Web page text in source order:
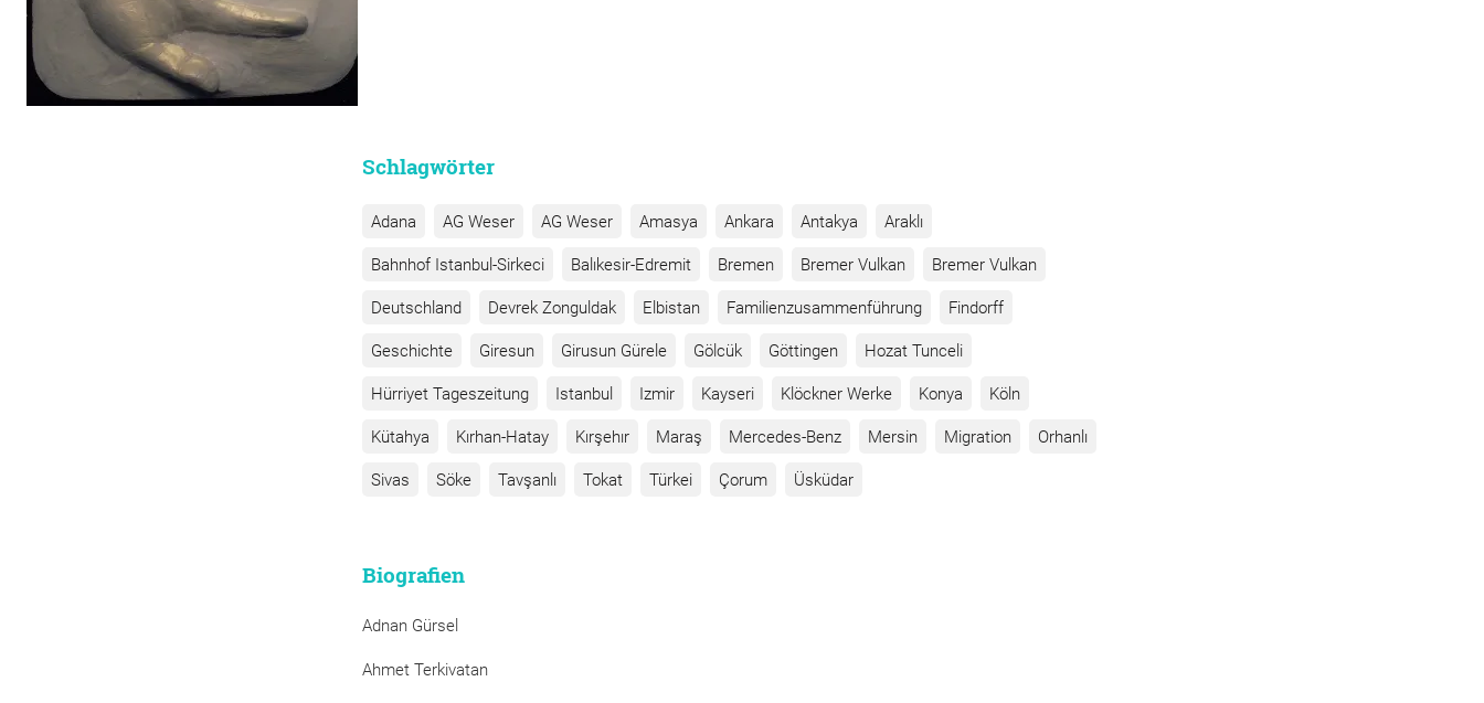
Schlagwörter
Adana AG Weser AG Weser Amasya Ankara Antakya Araklı
Bahnhof Istanbul-Sirkeci Balıkesir-Edremit Bremen Bremer Vulkan Bremer Vulkan
Deutschland Devrek Zonguldak Elbistan Familienzusammenführung Findorff
Geschichte Giresun Girusun Gürele Gölcük Göttingen Hozat Tunceli
Hürriyet Tageszeitung Istanbul Izmir Kayseri Klöckner Werke Konya Köln
Kütahya Kırhan-Hatay Kırşehır Maraş Mercedes-Benz Mersin Migration Orhanlı
Sivas Söke Tavşanlı Tokat Türkei Çorum Üsküdar
Biografien
Adnan Gürsel
Ahmet Terkivatan